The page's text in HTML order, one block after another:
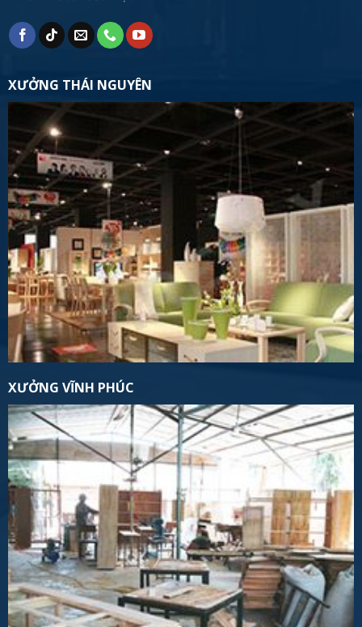
XƯỞNG THÁI NGUYÊN
XƯỞNG VĨNH PHÚC